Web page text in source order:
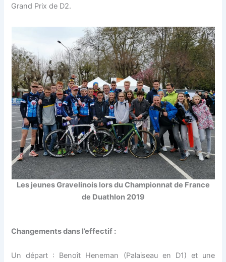
Grand Prix de D2.
Les jeunes Gravelinois lors du Championnat de France
de Duathlon 2019
Changements dans l’effectif :
Un départ : Benoît Heneman (Palaiseau en D1) et une